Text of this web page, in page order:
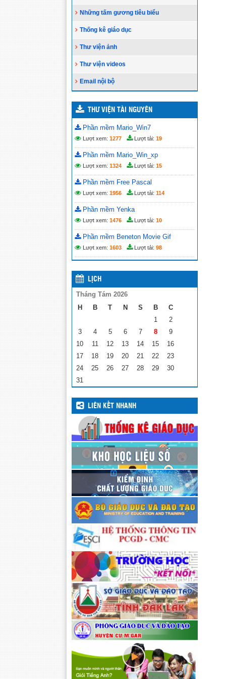
LỊCH CÔNG TÁC TUẦN: Từ ngày
Những tấm gương tiêu biểu
Thống kê giáo dục
Thư viện ảnh
Thư viện videos
Email nội bộ
THƯ VIỆN TÀI NGUYÊN
Phần mềm Mario_Win7
Lượt xem: 1277 Lượt tải: 19
Phần mềm Mario_Win_xp
Lượt xem: 1324 Lượt tải: 15
Phần mềm Free Pascal
Lượt xem: 1956 Lượt tải: 114
Phần mềm Yenka
Lượt xem: 1476 Lượt tải: 10
Phần mềm Beneton Movie Gif
Lượt xem: 1603 Lượt tải: 98
LỊCH
Tháng Tám 2026
H
B T N S B
C
1
2
3
4 5 6 7 8
9
10
11 12 13 14 15
16
17
18 19 20 21 22
23
24
25 26 27 28 29
30
31
LIÊN KẾT NHANH